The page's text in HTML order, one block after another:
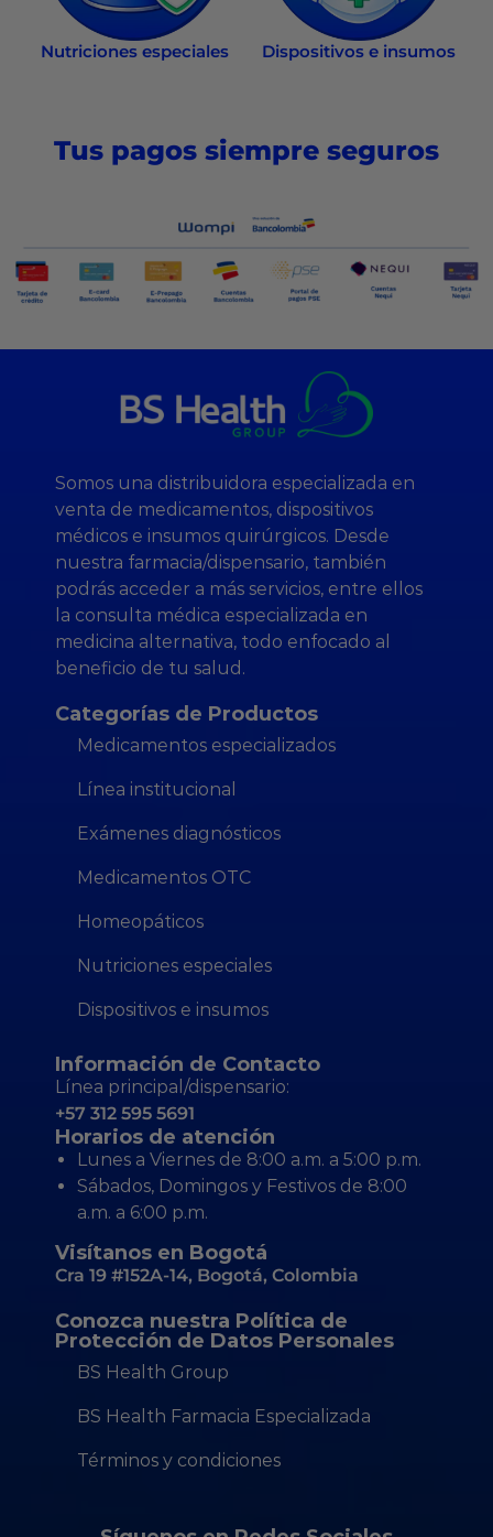
Nutriciones especiales Dispositivos e insumos
Tus pagos siempre seguros
Somos una distribuidora especializada en
venta de medicamentos, dispositivos
médicos e insumos quirúrgicos. Desde
nuestra farmacia/dispensario, también
podrás acceder a más servicios, entre ellos
la consulta médica especializada en
medicina alternativa, todo enfocado al
beneficio de tu salud.
Categorías de Productos
Medicamentos especializados
Línea institucional
Exámenes diagnósticos
Medicamentos OTC
Homeopáticos
Nutriciones especiales
Dispositivos e insumos
Información de Contacto
Línea principal/dispensario:
+57 312 595 5691
Horarios de atención
Lunes a Viernes de 8:00 a.m. a 5:00 p.m.
Sábados, Domingos y Festivos de 8:00
a.m. a 6:00 p.m.
Visítanos en Bogotá
Cra 19 #152A-14, Bogotá, Colombia
Conozca nuestra Política de
Protección de Datos Personales
BS Health Group
BS Health Farmacia Especializada
Términos y condiciones